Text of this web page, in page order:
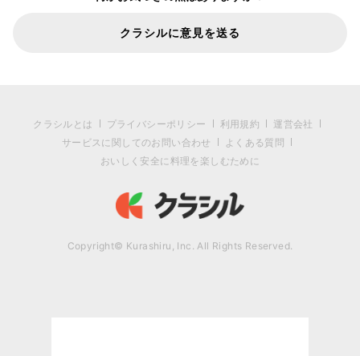
クラシルに意見を送る
クラシルとは プライバシーポリシー 利用規約
運営会社
サービスに関してのお問い合わせ
よくある質問
おいしく安全に料理を楽しむために
Copyright© Kurashiru, Inc. All Rights Reserved.